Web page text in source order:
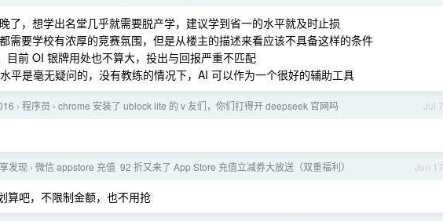
了，想学出名堂几乎就需要脱产学，建议学到省一的水平就及时止损
需要学校有浓厚的竞赛氛围，但是从楼主的描述来看应该不具备这样的条件
目前 OI 银牌用处也不算大，投出与回报严重不匹配
平是毫无疑问的，没有教练的情况下，AI 可以作为一个很好的辅助工具
Jul 7
› 程序员 › chrome 安装了 ublock lite 的 v 友们，你们打得开 deepseek 官网吗
Jun 17
发现 › 微信 appstore 充值 92 折又来了 App Store 充值立减券大放送（双重福利）
算吧，不限制金额，也不用抢